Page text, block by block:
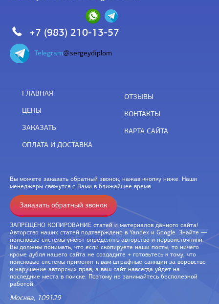
+7 (983) 210-13-57
Telegram@sergeydiplom
ГЛАВНАЯ
ЦЕНЫ
ЗАКАЗАТЬ
ОПЛАТА И ДОСТАВКА
ОТЗЫВЫ
КОНТАКТЫ
КАРТА САЙТА
Вы можете заказать обратный звонок, нажав кнопку ниже. Наши
менеджеры свяжутся с Вами в ближайшее время.
Заказать обратный звонок
ЗАПРЕЩЕНО КОПИРОВАНИЕ статей и материалов данного сайта!
Авторство наших статей подтверждено в Yandex и Google. Знайте —
поисковые системы умеют определять авторство и первоисточники.
Вы должны понимать, что если скопируете наши посты, то ничего
кроме дубля нашего сайта не создадите + готовьтесь к тому, что
поисковые системы применят к вам штрафные санкции за воровство
и нарушение авторских прав, а ваш сайт навсегда уйдет на
последние места в поиске. Поэтому не занимайтесь бесполезной
работой.
Москва, 109129